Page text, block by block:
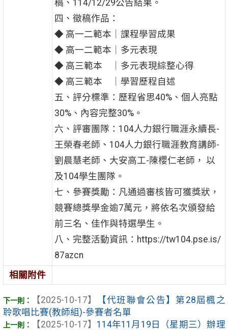
稿、114/12/29公告結果。
四、徵稿作品：
◆ 高一二範本｜課程學習成果
◆ 高一二範本｜多元表現
◆ 高三範本 ｜多元表現綜整心得
◆ 高三範本 ｜學習歷程自述
五、評分標準：歷程省思40%、個人亮點
30%、內容完整30%。
六、評審團隊：104人力銀行職涯永續長-
王榮春老師、104人力銀行職涯教育講師-
劉晨慧老師、大安高工-陳櫻仁老師， 以
及104學生團隊。
七、參賽獎勵：凡通過審核皆可獲獎狀，
競賽總獎學金逾7萬元，將依名次頒發給
前三名、佳作與特選學生。
八、完整活動資訊：https://tw104.pse.is/
87azcn
相關附件
【2025-10-17】
【代班聯會公告】第28屆楓之
聆歌唱比賽(教師組)-參賽者名單
【2025-10-17】 114年11月19日（星期三）辦理